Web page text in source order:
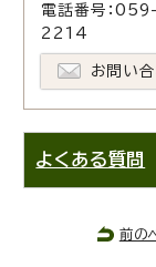
電話番号：
2214
お問い合
よくある質問
前の